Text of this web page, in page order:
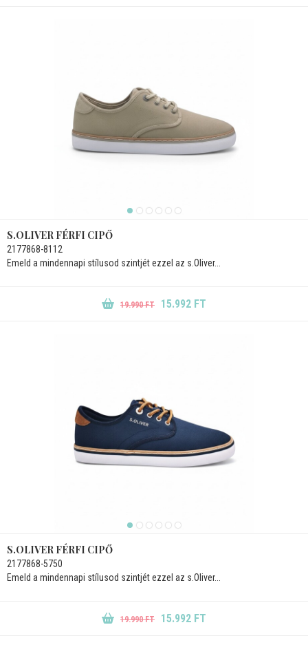
S.OLIVER FÉRFI CIPŐ
2177868-8112
Emeld a mindennapi stílusod szintjét ezzel az s.Oliver...
19.990 FT 15.992 FT
S.OLIVER FÉRFI CIPŐ
2177868-5750
Emeld a mindennapi stílusod szintjét ezzel az s.Oliver...
19.990 FT 15.992 FT